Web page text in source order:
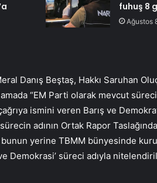
fuhuş 8
Ağustos
Danış Beştaş, Hakkı Saruhan
“EM Parti olarak mevcut
ismini veren Barış ve
adının Ortak Rapor
yerine TBMM bünyesinde
Demokrasi’ süreci adıyla